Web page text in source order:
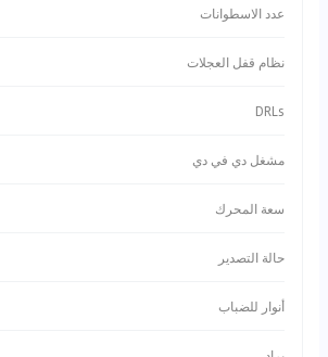
عدد الاسطوانات
نظام قفل العجلات
DRLs
مشغل دي في دي
سعة المحرك
حالة التصدير
أنوار للضباب